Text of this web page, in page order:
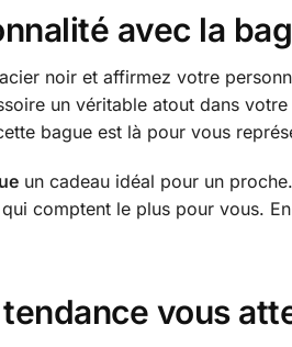
avec la
noir et affirmez votre
un véritable atout dans
bague est là pour vous
un cadeau idéal pour un
comptent le plus pour vous.
vous